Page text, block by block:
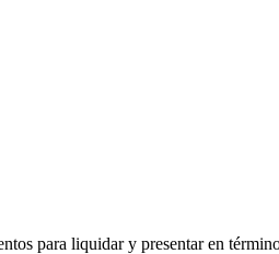
para liquidar y presentar en